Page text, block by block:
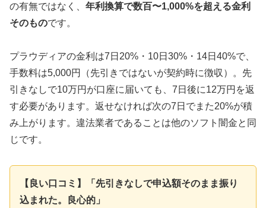
の有無ではなく、 年利換算で数百〜1,000%を超える金利
そのものです。
プラウディアの金利は7日20%・10日30%・14日40%で、
手数料は5,000円（先引きではないが契約時に徴収）。先
引きなしで10万円が口座に届いても、7日後に12万円を返
す必要があります。返せなければ次の7日でまた20%が積
み上がります。違法業者であることは他のソフト闇金と同
じです。
【良い口コミ】「先引きなしで申込額そのまま振り
込まれた。良心的」